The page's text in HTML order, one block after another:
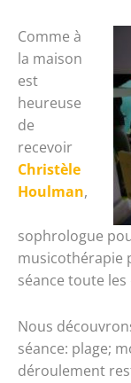
Comme à
la maison
est
heureuse
de
recevoir
Christèle
Houlman,
sophrologue
musicothérapie
séance toute
Nous
séance: plage;
déroulement